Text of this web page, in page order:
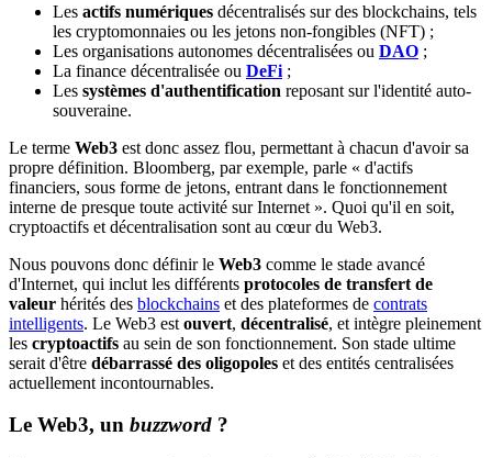
Les actifs numériques décentralisés sur des blockchains, tels
les cryptomonnaies ou les jetons non-fongibles (NFT) ;
Les organisations autonomes décentralisées ou DAO ;
La finance décentralisée ou DeFi ;
Les systèmes d'authentification reposant sur l'identité auto-
souveraine.
Le terme Web3 est donc assez flou, permettant à chacun d'avoir sa
propre définition. Bloomberg, par exemple, parle « d'actifs
financiers, sous forme de jetons, entrant dans le fonctionnement
interne de presque toute activité sur Internet ». Quoi qu'il en soit,
cryptoactifs et décentralisation sont au cœur du Web3.
Nous pouvons donc définir le Web3 comme le stade avancé
d'Internet, qui inclut les différents protocoles de transfert de
valeur hérités des blockchains et des plateformes de contrats
intelligents. Le Web3 est ouvert, décentralisé, et intègre pleinement
les cryptoactifs au sein de son fonctionnement. Son stade ultime
serait d'être débarrassé des oligopoles et des entités centralisées
actuellement incontournables.
Le Web3, un buzzword ?